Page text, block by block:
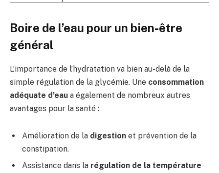
Boire de l’eau pour un bien-être
général
L’importance de l’hydratation va bien au-delà de la
simple régulation de la glycémie. Une consommation
adéquate d’eau a également de nombreux autres
avantages pour la santé :
Amélioration de la digestion et prévention de la
constipation.
Assistance dans la régulation de la température